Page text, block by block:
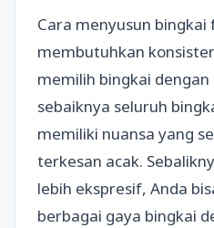
Cara menyusun
membutuhkan
memilih bingkai dengan
sebaiknya seluruh
memiliki nuansa yang
terkesan acak.
lebih ekspresif, Anda
berbagai gaya bingkai